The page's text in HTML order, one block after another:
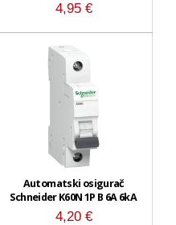
4,95 €
Automatski osigurač
Schneider K60N 1P B 6A 6kA
4,20 €